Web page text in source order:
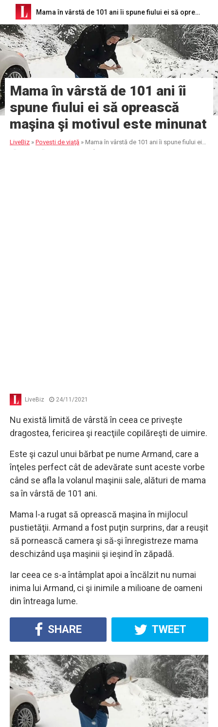
Mama în vârstă de 101 ani îi spune fiului ei să oprească maşina şi motivul este minunat
Mama în vârstă de 101 ani îi
spune fiului ei să oprească
maşina şi motivul este minunat
LiveBiz » Poveşti de viaţă » Mama în vârstă de 101 ani îi spune fiului ei
să oprească maşina şi motivul este minunat
LiveBiz 24/11/2021
Nu există limită de vârstă în ceea ce priveşte
dragostea, fericirea şi reacţiile copilăreşti de uimire.
Este şi cazul unui bărbat pe nume Armand, care a
înţeles perfect cât de adevărate sunt aceste vorbe
când se afla la volanul maşinii sale, alături de mama
sa în vârstă de 101 ani.
Mama l-a rugat să oprească maşina în mijlocul
pustietăţii. Armand a fost puţin surprins, dar a reuşit
să pornească camera şi să-şi înregistreze mama
deschizând uşa maşinii şi ieşind în zăpadă.
Iar ceea ce s-a întâmplat apoi a încălzit nu numai
inima lui Armand, ci şi inimile a milioane de oameni
din întreaga lume.
SHARE TWEET